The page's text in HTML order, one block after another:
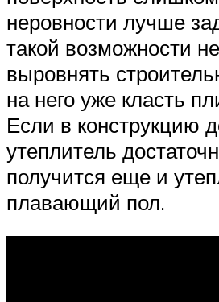
неровности лучше
такой возможности
выровнять
на него уже класть
Если в конструкцию
утеплитель
получится еще и
плавающий пол.